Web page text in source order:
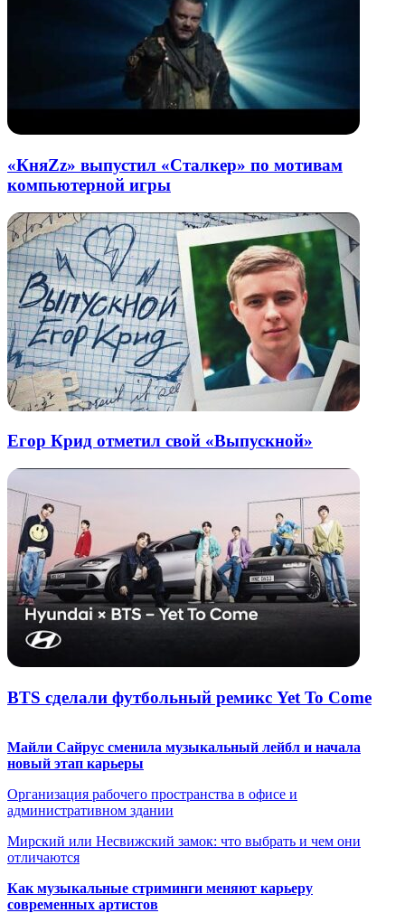
«КняZz» выпустил «Сталкер» по мотивам
компьютерной игры
Егор Крид отметил свой «Выпускной»
BTS сделали футбольный ремикс Yet To Come
Майли Сайрус сменила музыкальный лейбл и начала
новый этап карьеры
Организация рабочего пространства в офисе и
административном здании
Мирский или Несвижский замок: что выбрать и чем они
отличаются
Как музыкальные стриминги меняют карьеру
современных артистов